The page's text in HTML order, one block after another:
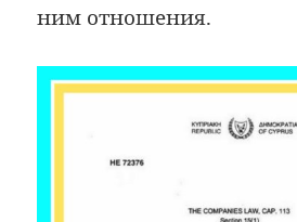
ним отношения.